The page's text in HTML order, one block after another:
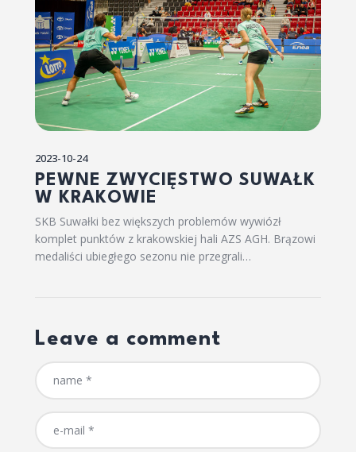
2023-10-24
PEWNE ZWYCIĘSTWO SUWAŁK
W KRAKOWIE
SKB Suwałki bez większych problemów wywiózł
komplet punktów z krakowskiej hali AZS AGH. Brązowi
medaliści ubiegłego sezonu nie przegrali…
Leave a comment